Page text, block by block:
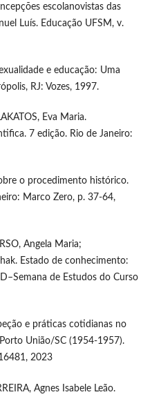
escolanovistas das
Luís. Educação UFSM, v.
e educação: Uma
RJ: Vozes, 1997.
Eva Maria.
7 edição. Rio de Janeiro:
o procedimento histórico.
Marco Zero, p. 37-64,
Angela Maria;
Estado de conhecimento:
de Estudos do Curso
e práticas cotidianas no
União/SC (1954-1957).
2023
Agnes Isabele Leão.